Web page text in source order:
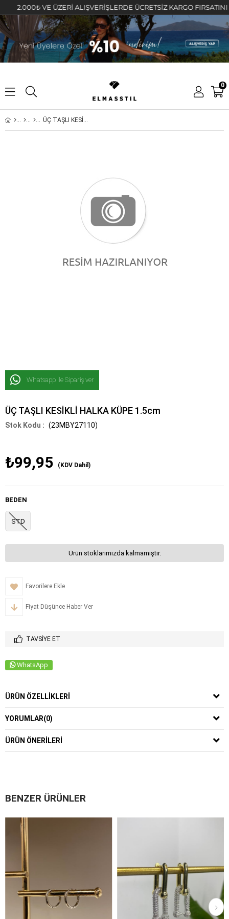
2.000₺ VE ÜZERİ ALIŞVERİŞLERDE ÜCRETSİZ KARGO FIRSATINI
0
ÜÇ TAŞLI KESİKLİ HALKA KÜPE 1.5cm
Whatsapp İle Sipariş ver
ÜÇ TAŞLI KESİKLİ HALKA KÜPE 1.5cm
(23MBY27110)
₺99,95 (KDV Dahil)
BEDEN
STD
Ürün stoklarımızda kalmamıştır.
Favorilere Ekle
Fiyat Düşünce Haber Ver
TAVSIYE ET
WhatsApp
ÜRÜN ÖZELLIKLERI
YORUMLAR(0)
ÜRÜN ÖNERILERI
BENZER ÜRÜNLER